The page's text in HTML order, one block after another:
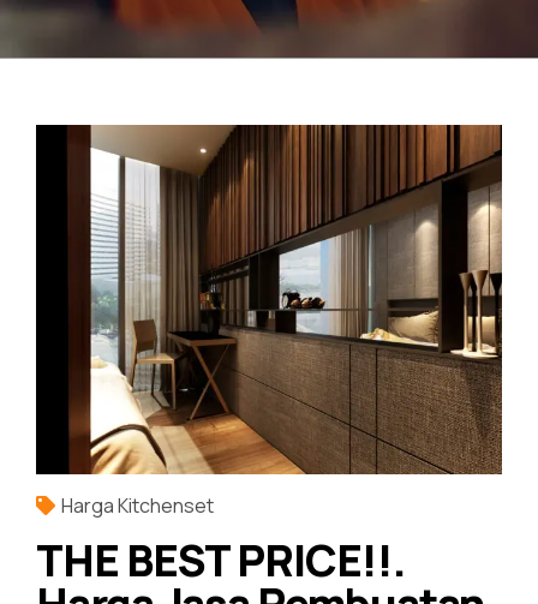
Harga Kitchenset
THE BEST PRICE!!.